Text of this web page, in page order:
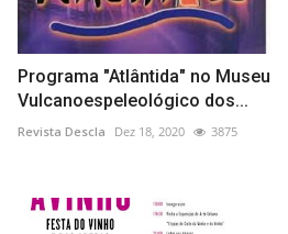
Programa "Atlântida" no Museu
Vulcanoespeleológico dos...
Revista Descla Dez 18, 2020 3875